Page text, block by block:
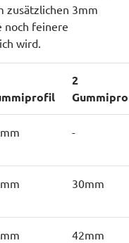
zusätzlichen 3mm
noch feinere
wird.
2
-
30mm
42mm